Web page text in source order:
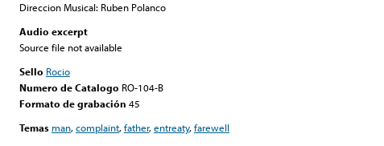
Direccion Musical: Ruben Polanco
Audio excerpt
Source file not available
Sello Rocio
Numero de Catalogo RO-104-B
Formato de grabación 45
Temas man,complaint,father,entreaty,farewell